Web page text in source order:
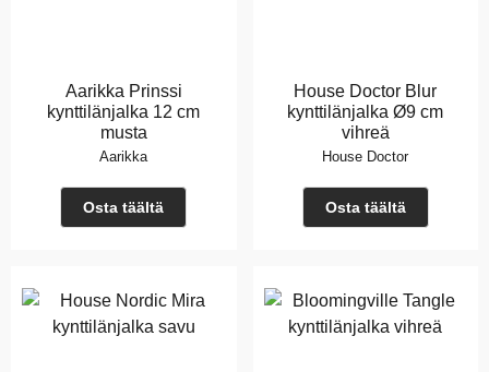
Aarikka Prinssi
kynttilänjalka 12 cm
musta
Aarikka
Osta täältä
House Doctor Blur
kynttilänjalka Ø9 cm
vihreä
House Doctor
Osta täältä